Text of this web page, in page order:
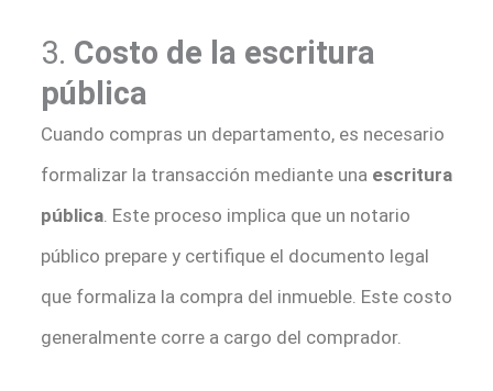
3. Costo de la escritura
pública
Cuando compras un departamento, es necesario
formalizar la transacción mediante una escritura
pública. Este proceso implica que un notario
público prepare y certifique el documento legal
que formaliza la compra del inmueble. Este costo
generalmente corre a cargo del comprador.